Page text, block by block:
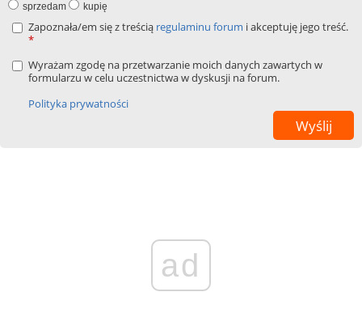
sprzedam kupię
Zapoznała/em się z treścią regulaminu forum i akceptuję jego treść.
*
Wyrażam zgodę na przetwarzanie moich danych zawartych w
formularzu w celu uczestnictwa w dyskusji na forum.
Polityka prywatności
ad